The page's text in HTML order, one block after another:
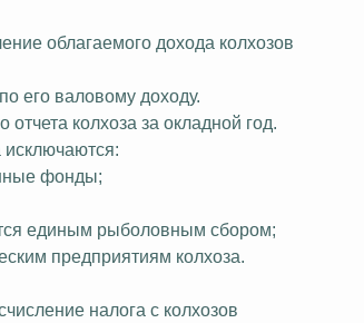
облагаемого дохода колхозов
его валовому доходу.
колхоза за окладной год.
исключаются:
фонды;
единым рыболовным сбором;
предприятиям колхоза.
налога с колхозов